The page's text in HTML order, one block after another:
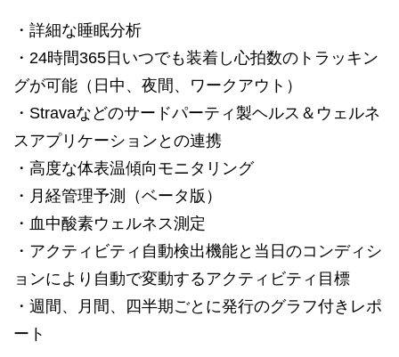
・詳細な睡眠分析
・24時間365日いつでも装着し心拍数のトラッキン
グが可能（日中、夜間、ワークアウト）
・Stravaなどのサードパーティ製ヘルス＆ウェルネ
スアプリケーションとの連携
・高度な体表温傾向モニタリング
・月経管理予測（ベータ版）
・血中酸素ウェルネス測定
・アクティビティ自動検出機能と当日のコンディシ
ョンにより自動で変動するアクティビティ目標
・週間、月間、四半期ごとに発行のグラフ付きレポ
ート